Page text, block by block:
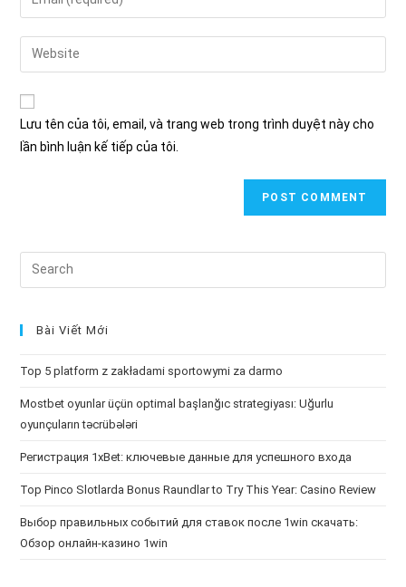
to
comment
your
email
address
comment
Enter
your
website
Lưu tên của tôi, email, và trang web trong trình duyệt này cho
lần bình luận kế tiếp của tôi.
Search
this
Bài Viết Mới
Top 5 platform z zakładami sportowymi za darmo
Mostbet oyunlar üçün optimal başlanğıc strategiyası: Uğurlu
oyunçuların təcrübələri
Регистрация 1xBet: ключевые данные для успешного входа
Top Pinco Slotlarda Bonus Raundlar to Try This Year: Casino Review
Выбор правильных событий для ставок после 1win скачать:
Обзор онлайн-казино 1win